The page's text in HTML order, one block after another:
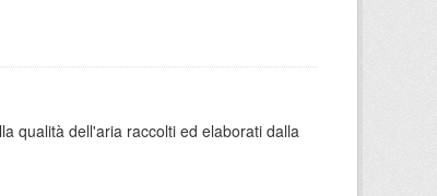
qualità dell'aria raccolti ed elaborati dalla